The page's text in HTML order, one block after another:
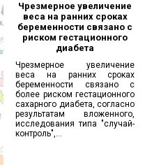
Чрезмерное увеличение
веса на ранних сроках
беременности связано с
риском гестационного
диабета
Чрезмерное увеличение
веса на ранних сроках
беременности связано с
более риском гестационного
сахарного диабета, согласно
результатам вложенного,
исследования типа "случай-
контроль",...